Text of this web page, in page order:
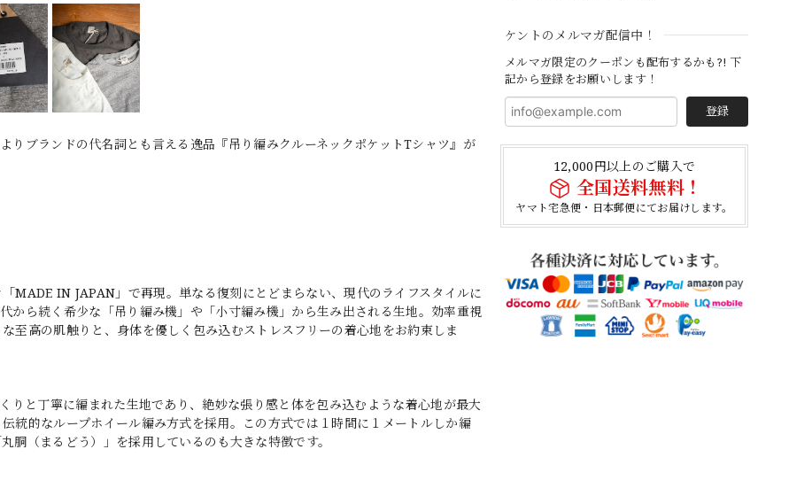
ケントのメルマガ配信中！
メルマガ限定のクーポンも配布するかも?! 下
記から登録をお願いします！
登録
12,000円以上のご購入で
全国送料無料！
ヤマト宅急便・日本郵便にてお届けします。
ブランドの代名詞とも言える逸品『吊り編みクルーネックポケットTシャツ』が
MADE IN JAPAN」で再現。単なる復刻にとどまらない、現代のライフスタイルに
から続く希少な「吊り編み機」や「小寸編み機」から生み出される生地。効率重視
至高の肌触りと、身体を優しく包み込むストレスフリーの着心地をお約束しま
りと丁寧に編まれた生地であり、絶妙な張り感と体を包み込むような着心地が最大
統的なループホイール編み方式を採用。この方式では１時間に１メートルしか編
胴（まるどう）」を採用しているのも大きな特徴です。